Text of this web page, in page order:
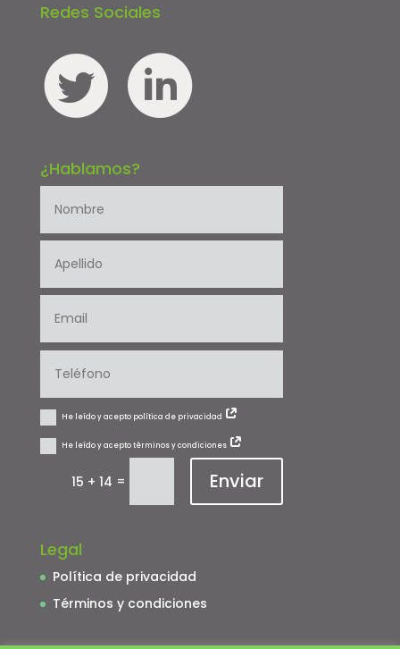
Redes Sociales
¿Hablamos?
He leído y acepto política de privacidad
He leído y acepto términos y condiciones
15 + 14 = Enviar
Legal
Política de privacidad
Términos y condiciones